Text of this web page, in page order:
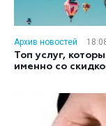
Архив новостей
Топ услуг,
именно со